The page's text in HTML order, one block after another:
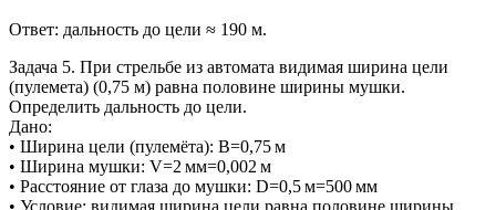
Ответ: дальность до цели ≈ 190 м.
Задача 5. При стрельбе из автомата видимая ширина цели
(пулемета) (0,75 м) равна половине ширины мушки.
Определить дальность до цели.
Дано:
• Ширина цели (пулемёта): B=0,75 м
• Ширина мушки: V=2 мм=0,002 м
• Расстояние от глаза до мушки: D=0,5 м=500 мм
• Условие: видимая ширина цели равна половине ширины